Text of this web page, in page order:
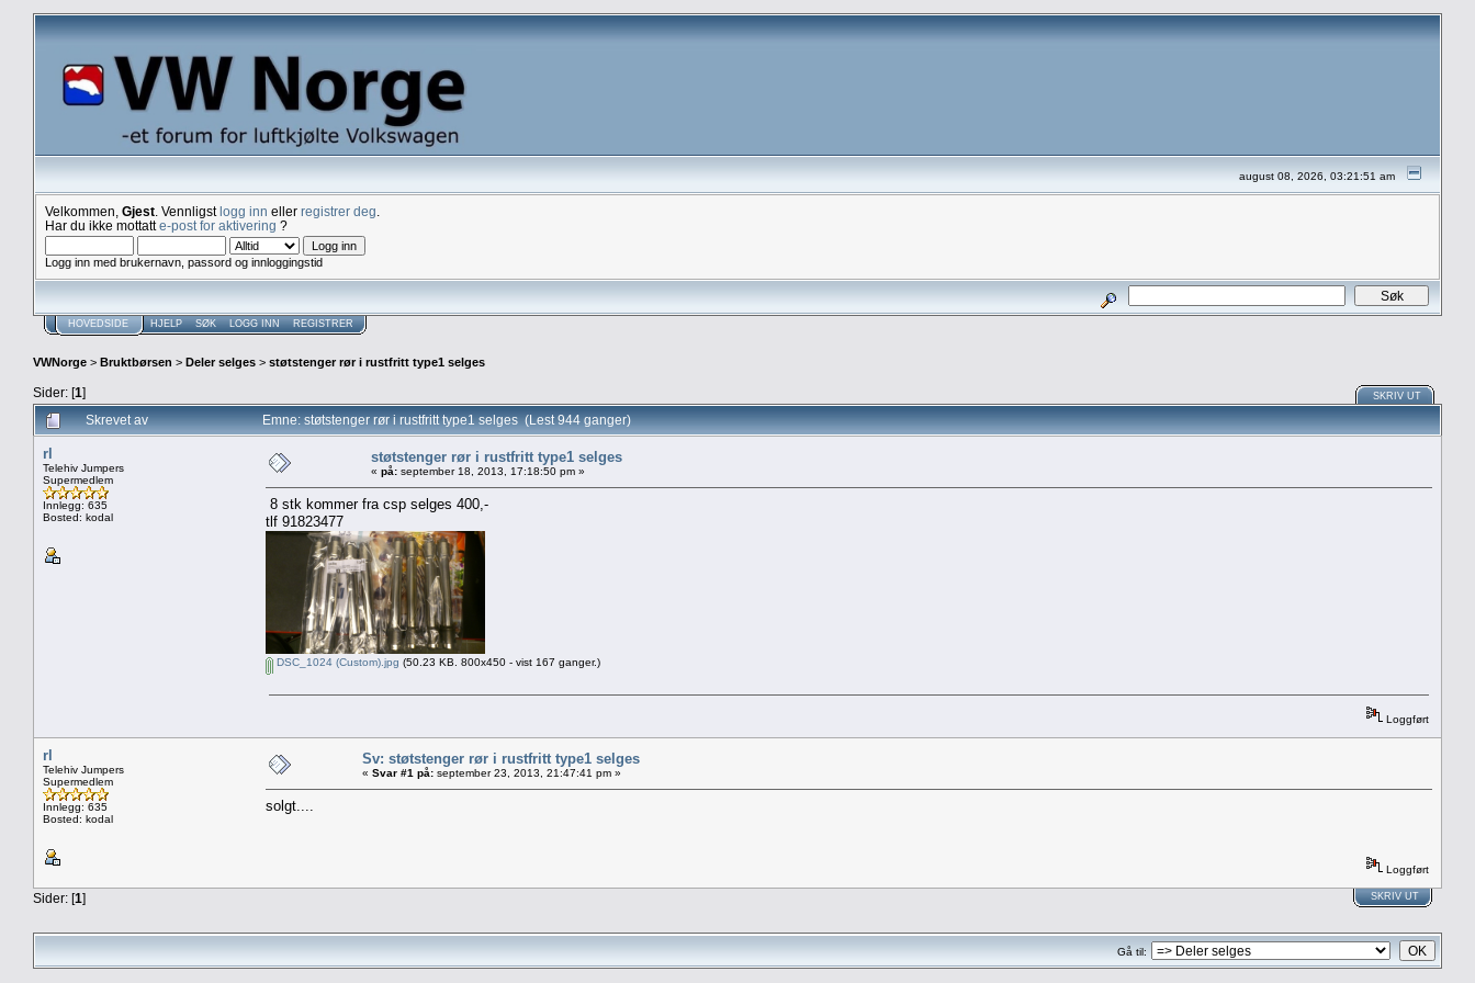
august 08, 2026, 03:21:51 am
Velkommen, Gjest . Vennligstlogg inn eller registrer deg
Har du ikke mottatte-post for aktivering ?
Logg inn med brukernavn, passord og innloggingstid
HOVEDSIDE HJELP SØK LOGG INN REGISTRER
VWNorge > Bruktbørsen > Deler selges > støtstenger rør i rustfritt type1 selges
Sider: [1] SKRIV UT
Skrevet av Emne: støtstenger rør i rustfritt type1 selges (Lest 944 ganger)
rl
Telehiv Jumpers
Supermedlem
Innlegg: 635
Bosted: kodal
støtstenger rør i rustfritt type1 selges
« på: september 18, 2013, 17:18:50 pm »
8 stk kommer fra csp selges 400,-
tlf 91823477
DSC_1024 (Custom).jpg (50.23 KB. 800x450 - vist 167 ganger.)
Loggført
rl
Telehiv Jumpers
Supermedlem
Innlegg: 635
Bosted: kodal
Sv: støtstenger rør i rustfritt type1 selges
« Svar #1 på: september 23, 2013, 21:47:41 pm »
solgt....
Loggført
Sider: [1] SKRIV UT
Gå til: